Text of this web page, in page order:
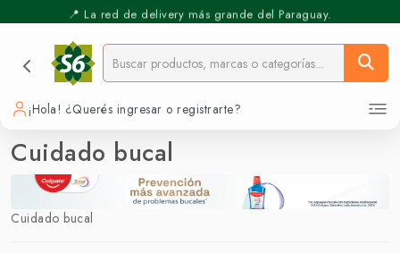
📍 La red de delivery más grande del Paraguay.
¡Hola! ¿Querés ingresar o registrarte?
Cuidado bucal
Cuidado bucal